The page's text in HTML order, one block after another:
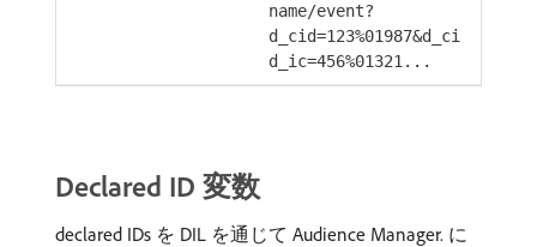
name/event?
d_cid=123%01987&d_ci
d_ic=456%01321...
Declared ID 変数
declared IDs を DIL を通じて Audience Manager. に